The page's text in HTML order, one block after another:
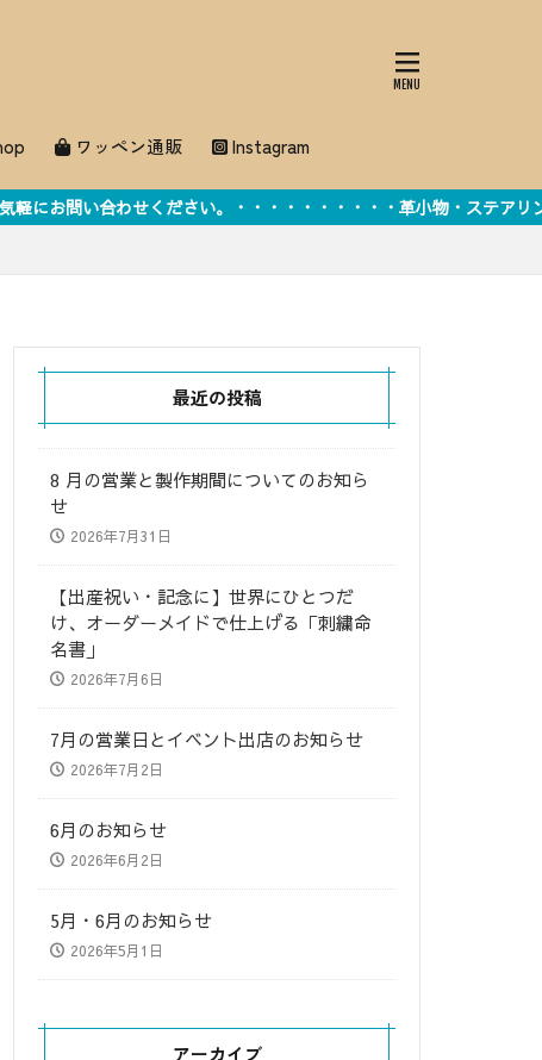
ワッペン通販 Instagram
・・・・・・・・・・革小物・ステアリングカバー・刺しゅうオ
最近の投稿
8 月の営業と製作期間についてのお知ら
せ
2026年7月31日
​【出産祝い・記念に】世界にひとつだ
け、オーダーメイドで仕上げる「刺繍命
名書」
2026年7月6日
7月の営業日とイベント出店のお知らせ
2026年7月2日
6月のお知らせ
2026年6月2日
5月・6月のお知らせ
2026年5月1日
アーカイブ